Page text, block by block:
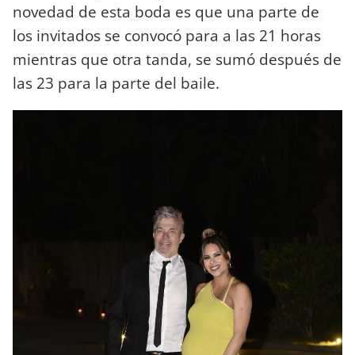
novedad de esta boda es que una parte de
los invitados se convocó para a las 21 horas
mientras que otra tanda, se sumó después de
las 23 para la parte del baile.